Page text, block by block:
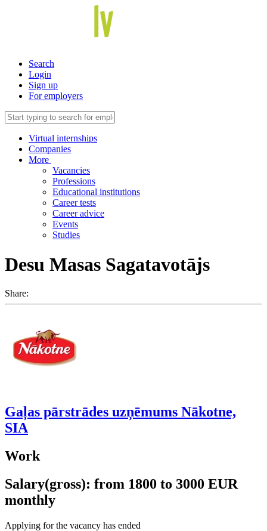
Search
Login
Sign up
For employers
Virtual internships
Companies
More
Vacancies
Professions
Educational institutions
Career tests
Career advice
Events
Studies
Desu Masas Sagatavotājs
Share:
Gaļas pārstrādes uzņēmums Nākotne,
SIA
Work
Salary(gross): from 1800 to 3000 EUR
monthly
Applying for the vacancy has ended